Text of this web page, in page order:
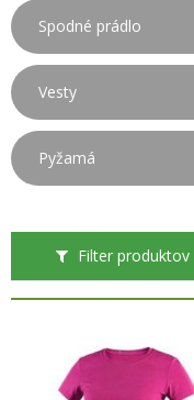
Spodné prádlo
Vesty
Pyžamá
Filter produktov